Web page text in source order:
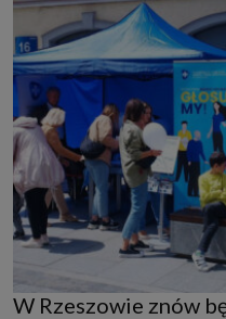
W Rzeszowie znów